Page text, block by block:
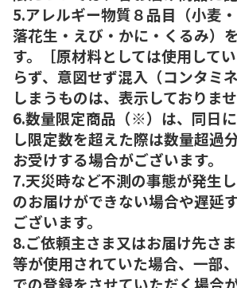
5.アレルギー物質８品目（小麦
落花生・えび・かに・くるみ）
す。［原材料としては使用して
らず、意図せず混入（コンタミ
しまうものは、表示しておりませ
6.数量限定商品（※）は、同日
し限定数を超えた際は数量超過
お受けする場合がございます。
7.天災時など不測の事態が発生
のお届けができない場合や遅延
ございます。
8.ご依頼主さま又はお届け先さ
等が使用されていた場合、一部